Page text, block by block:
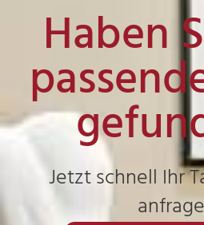
Haben
Jetzt schnell Ihr